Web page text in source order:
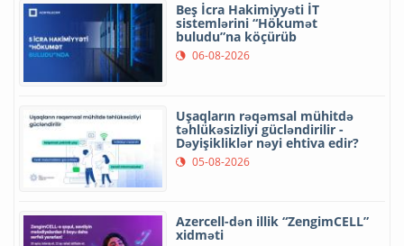
Beş İcra Hakimiyyəti İT
sistemlərini “Hökumət
buludu”na köçürüb
06-08-2026
Uşaqların rəqəmsal mühitdə
təhlükəsizliyi gücləndirilir -
Dəyişikliklər nəyi ehtiva edir?
05-08-2026
Azercell-dən illik “ZengimCELL”
xidməti